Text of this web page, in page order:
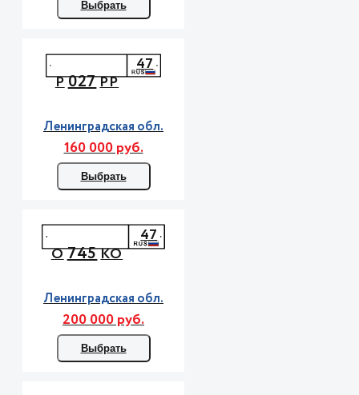
Выбрать
Р027РР
47
Ленинградская обл.
160 000 руб.
Выбрать
О745КО
47
Ленинградская обл.
200 000 руб.
Выбрать